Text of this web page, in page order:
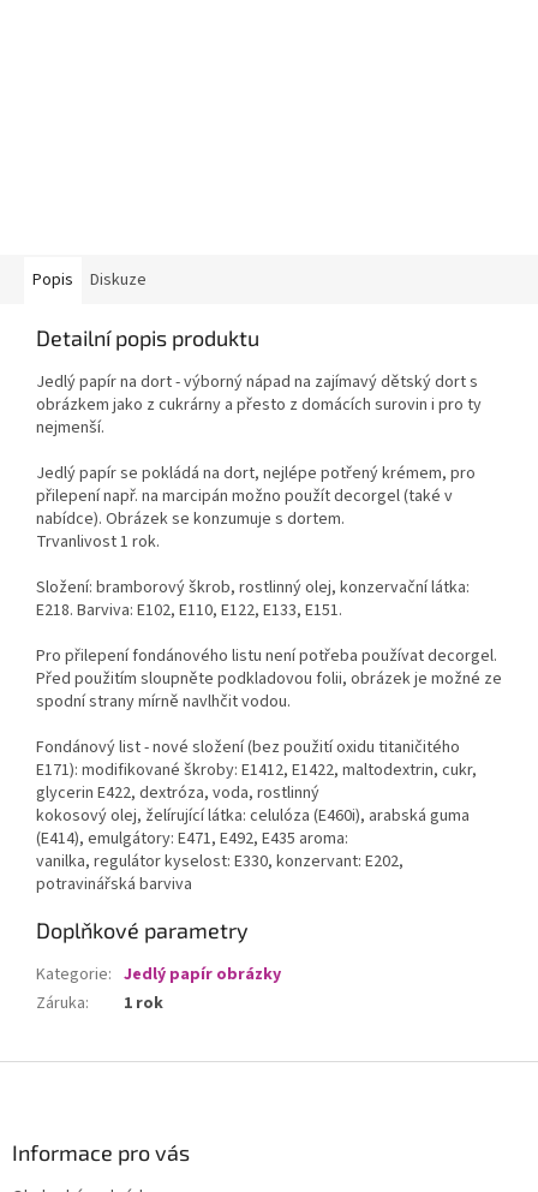
Popis Diskuze
Detailní popis produktu
Jedlý papír na dort - výborný nápad na zajímavý dětský dort s
obrázkem jako z cukrárny a přesto z domácích surovin i pro ty
nejmenší.
Jedlý papír se pokládá na dort, nejlépe potřený krémem, pro
přilepení např. na marcipán možno použít decorgel (také v
nabídce). Obrázek se konzumuje s dortem.
Trvanlivost 1 rok.
Složení: bramborový škrob, rostlinný olej, konzervační látka:
E218. Barviva: E102, E110, E122, E133, E151.
Pro přilepení fondánového listu není potřeba používat decorgel.
Před použitím sloupněte podkladovou folii, obrázek je možné ze
spodní strany mírně navlhčit vodou.
Fondánový list - nové složení (bez použití oxidu titaničitého
E171): modifikované škroby: E1412, E1422, maltodextrin, cukr,
glycerin E422, dextróza, voda, rostlinný
kokosový olej, želírující látka: celulóza (E460i), arabská guma
(E414), emulgátory: E471, E492, E435 aroma:
vanilka, regulátor kyselost: E330, konzervant: E202,
potravinářská barviva
Doplňkové parametry
Kategorie: Jedlý papír obrázky
Záruka: 1 rok
Informace pro vás